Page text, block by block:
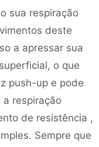
sua respiração
deste
a apressar sua
o que
push-up e pode
a respiração
de resistência ,
Sempre que